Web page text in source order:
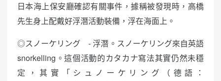
日本海上保安廳確認有關事件，據稱被發現時，高橋
先生身上配戴好浮潛活動裝備，浮在海面上。
◎スノーケリング - 浮潛。スノーケリング來自英語
snorkelling。這個活動的カタカナ寫法其實仍然未穩
定，其實「シュノーケリング（德語：